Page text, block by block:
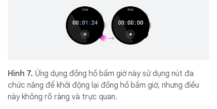
Hình 7. Ứng dụng đồng hồ bấm giờ này sử dụng nút đa
chức năng để khởi động lại đồng hồ bấm giờ, nhưng điều
này không rõ ràng và trực quan.